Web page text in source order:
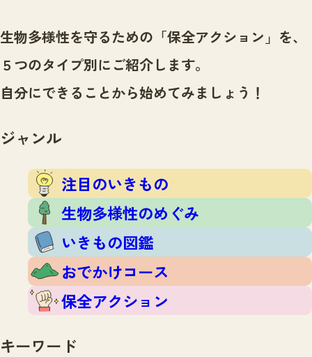
センター紹介TOP
サイトポリシー
ニュース
ニュースTOP
市の取組み
いきものガイド
注目のいきもの
いきもの図鑑
おでかけコース
保全アクション
調査レポート
調査レポートTOP
調査結果
ふくおかいきものマップ
マッチング
マッチングTOP
掲載申し込みフォーム
お問合せ
生物多様性を守るための「保全アクション」を、
５つのタイプ別にご紹介します。
自分にできることから始めてみましょう！
ジャンル
注目のいきもの
生物多様性のめぐみ
いきもの図鑑
おでかけコース
保全アクション
キーワード